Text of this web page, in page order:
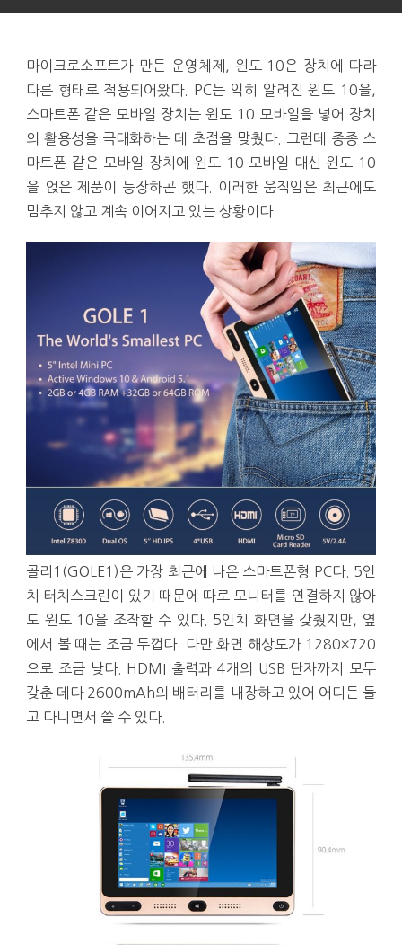
마이크로소프트가 만든 운영체제, 윈도 10은 장치에 따라
다른 형태로 적용되어왔다. PC는 익히 알려진 윈도 10을,
스마트폰 같은 모바일 장치는 윈도 10 모바일을 넣어 장치
의 활용성을 극대화하는 데 초점을 맞췄다. 그런데 종종 스
마트폰 같은 모바일 장치에 윈도 10 모바일 대신 윈도 10
을 얹은 제품이 등장하곤 했다. 이러한 움직임은 최근에도
멈추지 않고 계속 이어지고 있는 상황이다.
골리1(GOLE1)은 가장 최근에 나온 스마트폰형 PC다. 5인
치 터치스크린이 있기 때문에 따로 모니터를 연결하지 않아
도 윈도 10을 조작할 수 있다. 5인치 화면을 갖췄지만, 옆
에서 볼 때는 조금 두껍다. 다만 화면 해상도가 1280×720
으로 조금 낮다. HDMI 출력과 4개의 USB 단자까지 모두
갖춘 데다 2600mAh의 배터리를 내장하고 있어 어디든 들
고 다니면서 쓸 수 있다.